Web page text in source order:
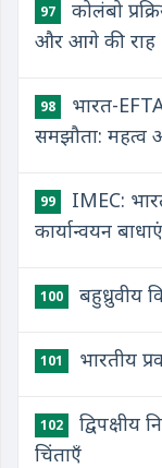
97
​कोलंबो
और आगे की राह
98
​भारत-
समझौता: महत्व
99
​IMEC:
कार्यान्वयन बाधाएं
100 ​बहुध्रुवीय
101 भारतीय
102
द्विपक्षीय
चिंताएँ